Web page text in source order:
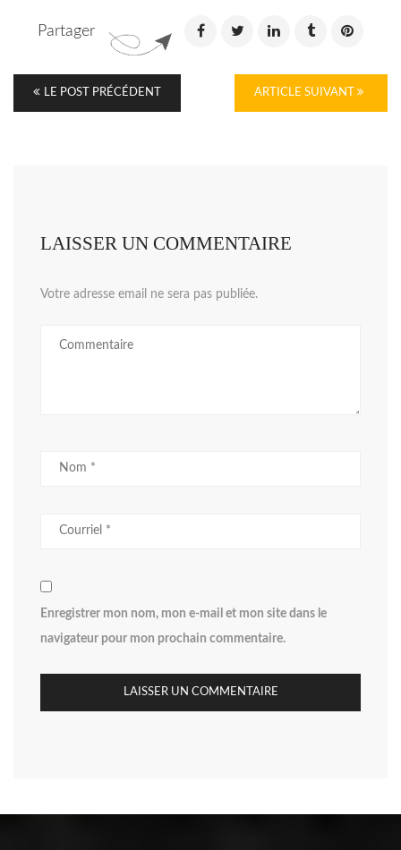
Partager
LE POST PRÉCÉDENT ARTICLE SUIVANT
LAISSER UN COMMENTAIRE
Votre adresse email ne sera pas publiée.
Enregistrer mon nom, mon e-mail et mon site dans le
navigateur pour mon prochain commentaire.